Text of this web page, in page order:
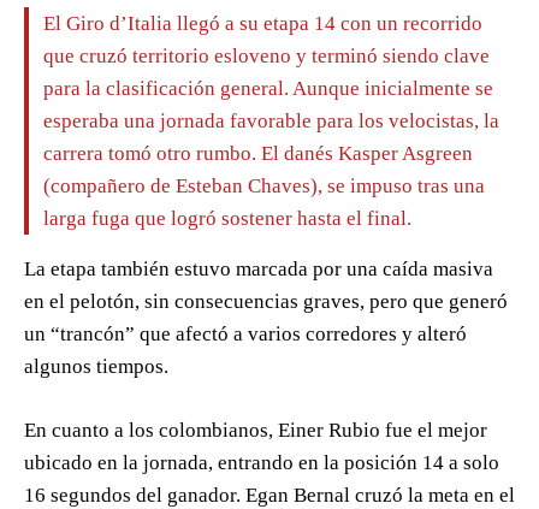
El Giro d’Italia llegó a su etapa 14 con un recorrido
que cruzó territorio esloveno y terminó siendo clave
para la clasificación general. Aunque inicialmente se
esperaba una jornada favorable para los velocistas, la
carrera tomó otro rumbo. El danés Kasper Asgreen
(compañero de Esteban Chaves), se impuso tras una
larga fuga que logró sostener hasta el final.
La etapa también estuvo marcada por una caída masiva
en el pelotón, sin consecuencias graves, pero que generó
un “trancón” que afectó a varios corredores y alteró
algunos tiempos.
En cuanto a los colombianos, Einer Rubio fue el mejor
ubicado en la jornada, entrando en la posición 14 a solo
16 segundos del ganador. Egan Bernal cruzó la meta en el